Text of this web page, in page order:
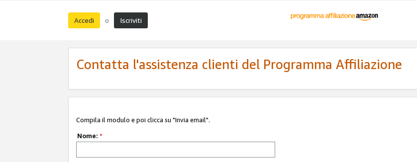
Accedi o Iscriviti
Contatta l'assistenza clienti del Programma Affiliazione
Compila il modulo e poi clicca su "Invia email".
Nome: *